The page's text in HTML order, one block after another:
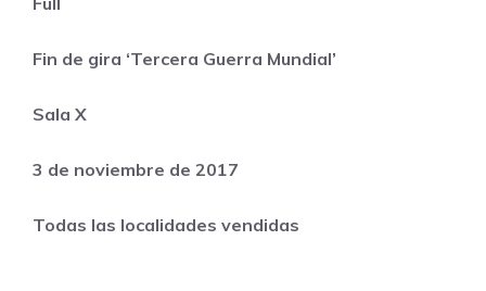
Fin de gira ‘Tercera Guerra Mundial’
Sala X
3 de noviembre de 2017
Todas las localidades vendidas